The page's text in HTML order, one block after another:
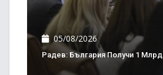
05/08/2026
Радев: България Получи 1